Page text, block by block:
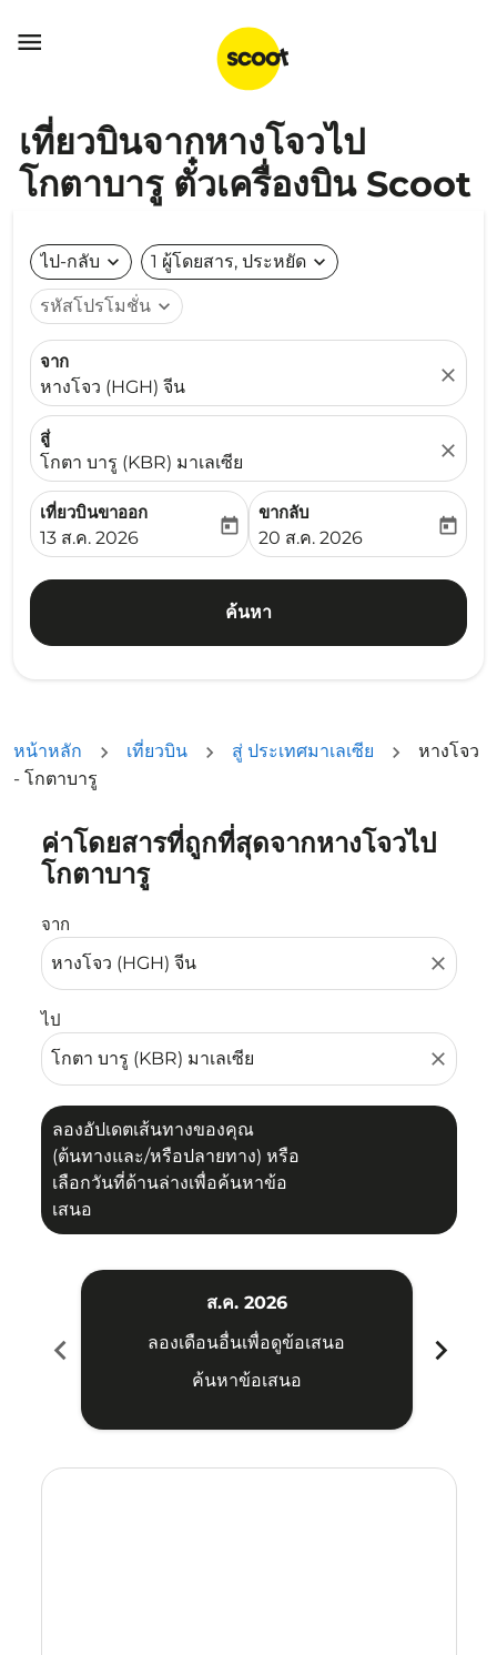

เที่ยวบินจากหางโจวไป
โกตาบารู ตั๋วเครื่องบิน Scoot
ไป-กลับ expand_more 1 ผู้โดยสาร, ประหยัด expand_more
รหัสโปรโมชั่น expand_more
จาก
หางโจว (HGH) จีน
close
สู่
โกตา บารู (KBR) มาเลเซีย
close
เที่ยวบินขาออก
fc-booking-departure-date-aria-label
13 ส.ค. 2026
today
ขากลับ
fc-booking-return-date-
20 ส.ค. 2026
today
ค้นหา
หน้าหลัก เที่ยวบิน สู่ ประเทศมาเลเซีย
หางโจว
- โกตาบารู
ค่าโดยสารที่ถูกที่สุดจากหางโจวไป
โกตาบารู
จาก
close
ไป
close
ลองอัปเดตเส้นทางของคุณ
(ต้นทางและ/หรือปลายทาง) หรือ
เลือกวันที่ด้านล่างเพื่อค้นหาข้อ
เสนอ
ลองอัปเดตเส้นทางของคุณ (ต้นทางและ/หรือปลายทาง) หรื
chevron_left
ส.ค. 2026
ลองเดือนอื่นเพื่อดูข้อเสนอ
ค้นหาข้อเสนอ
chevron_right